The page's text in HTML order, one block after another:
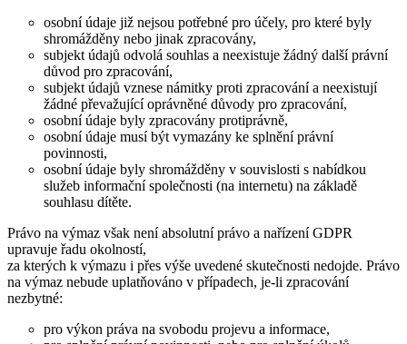
osobní údaje již nejsou potřebné pro účely, pro které byly
shromážděny nebo jinak zpracovány,
subjekt údajů odvolá souhlas a neexistuje žádný další právní
důvod pro zpracování,
subjekt údajů vznese námitky proti zpracování a neexistují
žádné převažující oprávněné důvody pro zpracování,
osobní údaje byly zpracovány protiprávně,
osobní údaje musí být vymazány ke splnění právní
povinnosti,
osobní údaje byly shromážděny v souvislosti s nabídkou
služeb informační společnosti (na internetu) na základě
souhlasu dítěte.
Právo na výmaz však není absolutní právo a nařízení GDPR
upravuje řadu okolností,
za kterých k výmazu i přes výše uvedené skutečnosti nedojde. Právo
na výmaz nebude uplatňováno v případech, je-li zpracování
nezbytné:
pro výkon práva na svobodu projevu a informace,